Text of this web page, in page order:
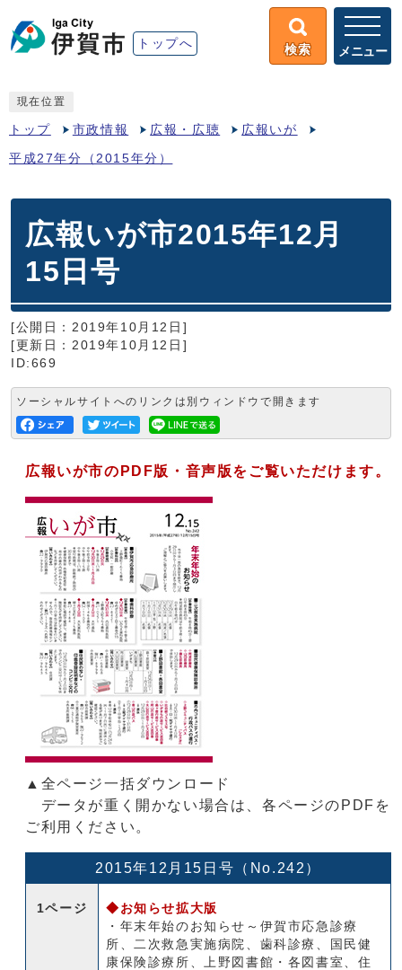
トップへ 検索 メニュー
現在位置
トップ 市政情報 広報・広聴 広報いが
平成27年分（2015年分）
広報いが市2015年12月
15日号
[公開日：2019年10月12日]
[更新日：2019年10月12日]
ID:669
ソーシャルサイトへのリンクは別ウィンドウで開きます
広報いが市のPDF版・音声版をご覧いただけます。
▲全ページ一括ダウンロード
データが重く開かない場合は、各ページのPDFを
ご利用ください。
2015年12月15日号（No.242）
1ページ
◆お知らせ拡大版
・年末年始のお知らせ～伊賀市応急診療
所、二次救急実施病院、歯科診療、国民健
康保険診療所、上野図書館・各図書室、住